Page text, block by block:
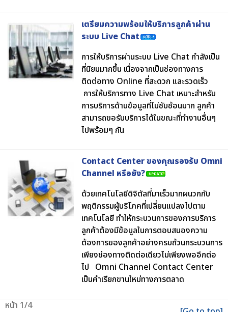
เตรียมความพร้อมให้บริการลูกค้าผ่าน
ระบบ Live Chat
การให้บริการผ่านระบบ Live Chat กำลังเป็น
ที่นิยมมากขึ้น เนื่องจากเป็นช่องทางการ
ติดต่อทาง Online ที่สะดวก และรวดเร็ว
การให้บริการทาง Live Chat เหมาะสำหรับ
การบริการด้านข้อมูลที่ไม่ซับซ้อนมาก ลูกค้า
สามารถขอรับบริการได้ในขณะที่ทำงานอื่นๆ
ไปพร้อมๆ กัน
Contact Center ของคุณรองรับ Omni
Channel หรือยัง?
ด้วยเทคโนโลยีดิจิตัลที่มาเร็วมากผนวกกับ
พฤติกรรมผู้บริโภคที่เปลี่ยนแปลงไปตาม
เทคโนโลยี ทำให้กระบวนการของการบริการ
ลูกค้าต้องมีข้อมูลในการตอบสนองความ
ต้องการของลูกค้าอย่างครบถ้วนกระบวนการ
เพียงช่องทางติดต่อเดียวไม่เพียงพออีกต่อ
ไป Omni Channel Contact Center
เป็นคำเรียกขานใหม่ทางการตลาด
หน้า 1/4